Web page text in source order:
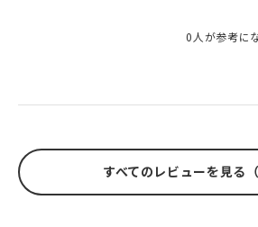
0人が参考に
すべてのレビューを見る（